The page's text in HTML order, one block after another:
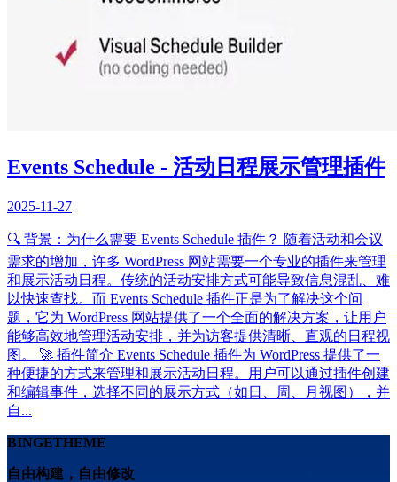
Events Schedule - 活动日程展示管理插件
2025-11-27
🔍 背景：为什么需要 Events Schedule 插件？ 随着活动和会议
需求的增加，许多 WordPress 网站需要一个专业的插件来管理
和展示活动日程。传统的活动安排方式可能导致信息混乱、难
以快速查找。而 Events Schedule 插件正是为了解决这个问
题，它为 WordPress 网站提供了一个全面的解决方案，让用户
能够高效地管理活动安排，并为访客提供清晰、直观的日程视
图。 🚀 插件简介 Events Schedule 插件为 WordPress 提供了一
种便捷的方式来管理和展示活动日程。用户可以通过插件创建
和编辑事件，选择不同的展示方式（如日、周、月视图），并
自...
BINGETHEME
自由构建，自由修改